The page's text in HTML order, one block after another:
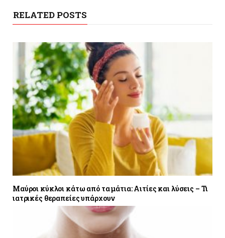
RELATED POSTS
Μαύροι κύκλοι κάτω από τα μάτια: Αιτίες και λύσεις – Τι
ιατρικές θεραπείες υπάρχουν